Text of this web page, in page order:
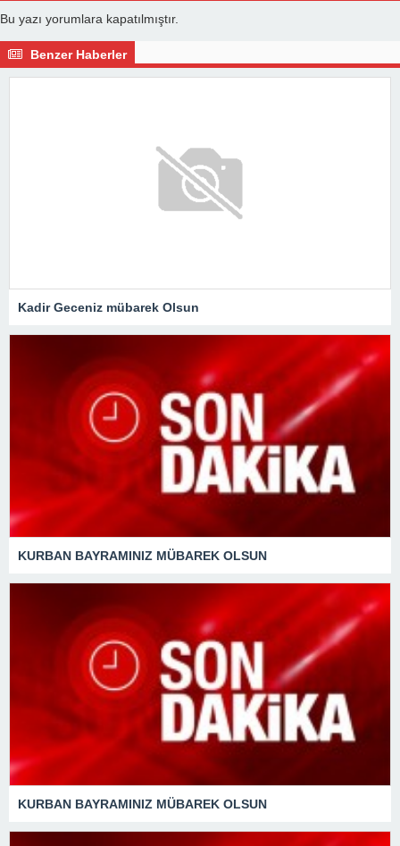
Bu yazı yorumlara kapatılmıştır.
Benzer Haberler
Kadir Geceniz mübarek Olsun
KURBAN BAYRAMINIZ MÜBAREK OLSUN
KURBAN BAYRAMINIZ MÜBAREK OLSUN